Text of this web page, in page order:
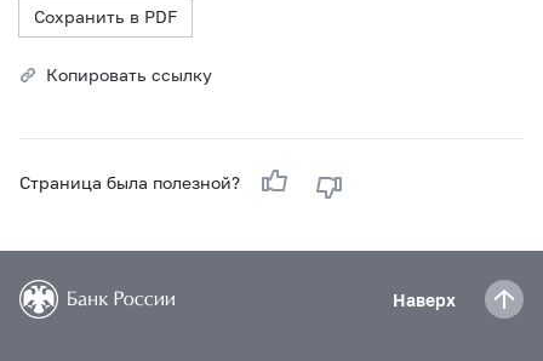
Сохранить в PDF
Копировать ссылку
Страница была полезной?
Наверх